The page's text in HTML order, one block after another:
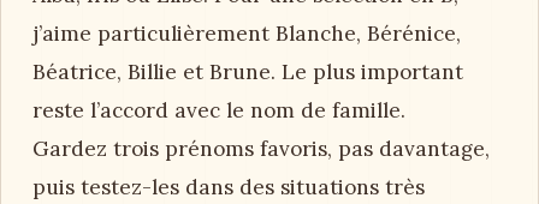
j’aime particulièrement Blanche, Bérénice,
Béatrice, Billie et Brune. Le plus important
reste l’accord avec le nom de famille.
Gardez trois prénoms favoris, pas davantage,
puis testez-les dans des situations très